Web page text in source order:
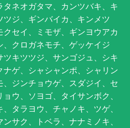
ネオガタマ、カンツバキ、キ
ジ、ギンバイカ、キンメツ
セイ、ミモザ、ギンヨウアカ
クロガネモチ、ゲッケイジ
キツツジ、サンゴジュ、シキ
ナゲ、シャシャンポ、シャリン
ジンチョウゲ、スダジイ、セ
ウ、ソヨゴ、タイサンボク、
タラヨウ、チャノキ、ツゲ、
サク、トベラ、ナナミノキ、